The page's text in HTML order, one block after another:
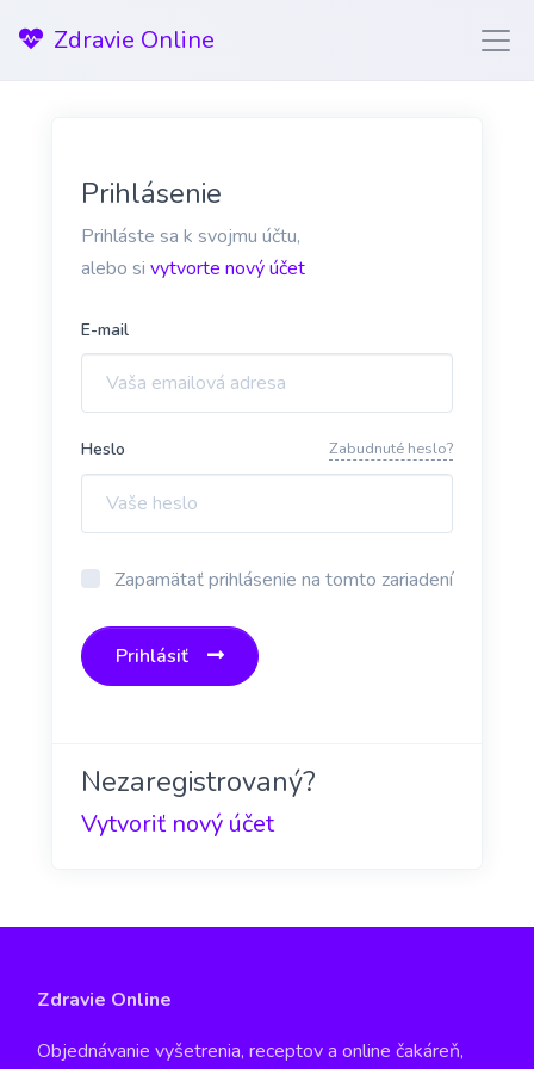
Zdravie Online
Prihlásenie
Prihláste sa k svojmu účtu,
alebo si vytvorte nový účet
E-mail
Heslo Zabudnuté heslo?
Zapamätať prihlásenie na tomto zariadení
Prihlásiť
Nezaregistrovaný?
Vytvoriť nový účet
Zdravie Online
Objednávanie vyšetrenia, receptov a online čakáreň,